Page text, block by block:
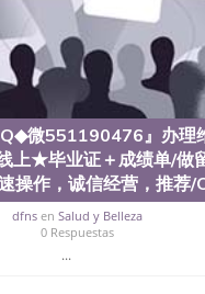
申请学校办理假的
哪里可以办理水印成绩
以修改成绩单GPA分数
吗551190476假文凭网上
到国外毕业证QQ微信
微信551190476国外毕业证
找毕业证封皮QQ微信
QQ微信551190476快速代
快速拿到国外文凭
学文凭认证QQ微信
微信551190476泰国文凭办
留学回国证明QQ微信
信551190476外国文凭在中
微551190476』办理
上★毕业证＋成绩单/做
速操作，诚信经营，推
dfnsen Salud y Belleza
0 Respuestas
...